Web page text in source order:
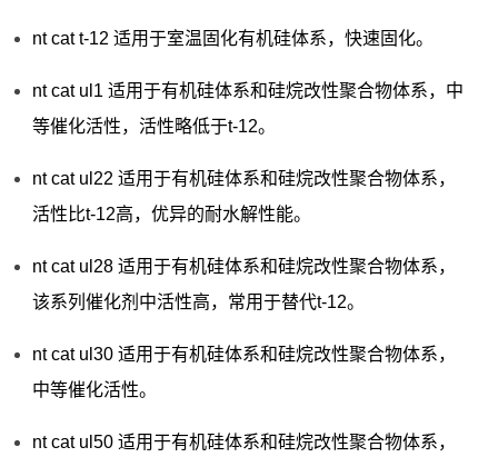
nt cat t-12 适用于室温固化有机硅体系，快速固化。
nt cat ul1 适用于有机硅体系和硅烷改性聚合物体系，中
等催化活性，活性略低于t-12。
nt cat ul22 适用于有机硅体系和硅烷改性聚合物体系，
活性比t-12高，优异的耐水解性能。
nt cat ul28 适用于有机硅体系和硅烷改性聚合物体系，
该系列催化剂中活性高，常用于替代t-12。
nt cat ul30 适用于有机硅体系和硅烷改性聚合物体系，
中等催化活性。
nt cat ul50 适用于有机硅体系和硅烷改性聚合物体系，